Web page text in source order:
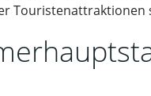
Touristenattraktionen